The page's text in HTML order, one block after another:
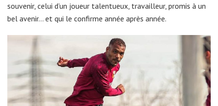
souvenir, celui d’un joueur talentueux, travailleur, promis à un
bel avenir… et qui le confirme année après année.